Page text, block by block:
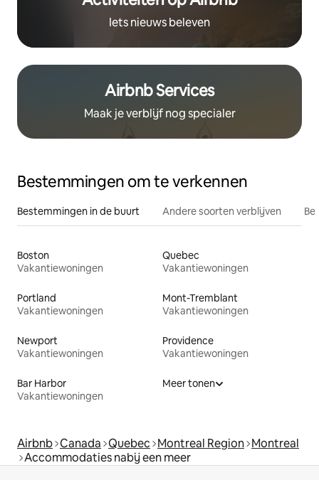
Iets nieuws beleven
Airbnb Services
Maak je verblijf nog specialer
Bestemmingen om te verkennen
Bestemmingen in de buurt Andere soorten verblijven
Boston
Vakantiewoningen
Quebec
Vakantiewoningen
Portland
Vakantiewoningen
Mont-Tremblant
Vakantiewoningen
Newport
Vakantiewoningen
Providence
Vakantiewoningen
Bar Harbor
Vakantiewoningen
Meer tonen
Airbnb Canada Quebec Montreal Region Montreal
Accommodaties nabij een meer